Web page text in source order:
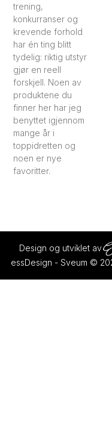
trening,
konkurranser og
krevende forhold
har én ting blitt
tydelig: riktig utstyr
gjør en reell
forskjell. Noen av
produktene du
finner her har jeg
benyttet igjennom
mange år i
toppidretten og
noen er nye
favoritter.
Design og utviklet av
essDesign - Sveum ©